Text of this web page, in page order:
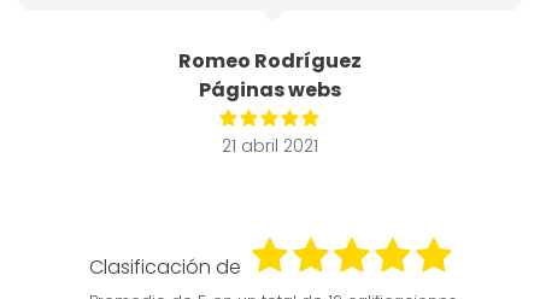
Romeo Rodríguez
Páginas webs
21 abril 2021
Clasificación de